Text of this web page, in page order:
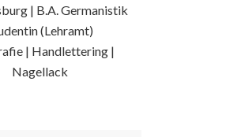
| B.A. Germanistik
(Lehramt)
| Handlettering |
Nagellack